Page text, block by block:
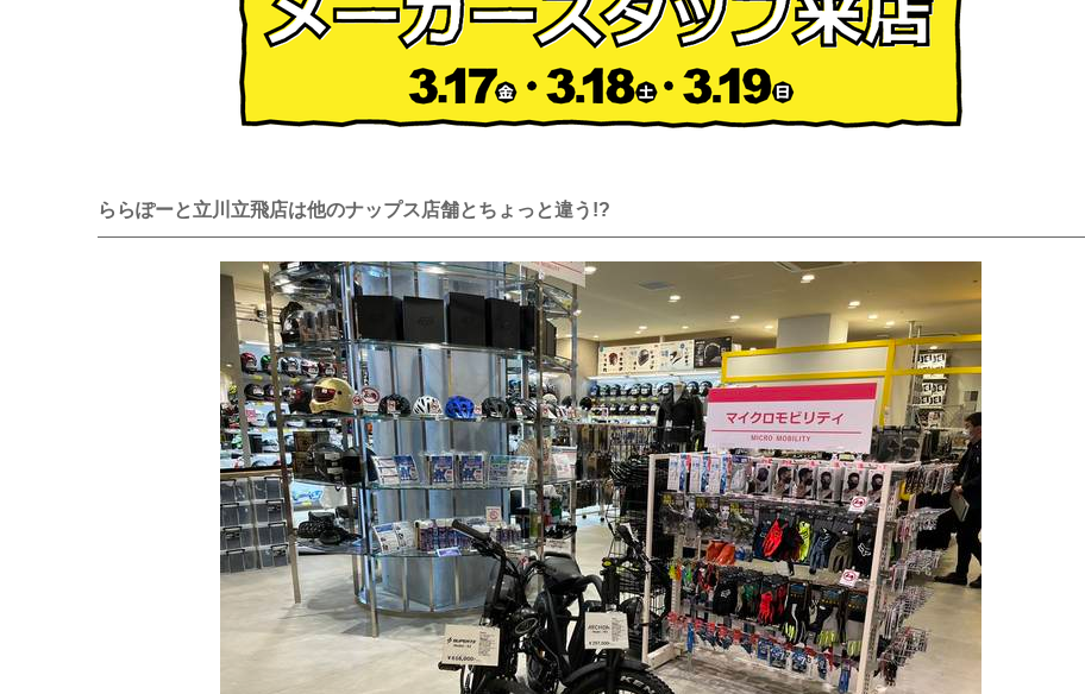
ららぽーと立川立飛店は他のナップス店舗とちょっと違う!?